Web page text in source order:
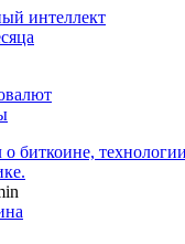
интеллект
биткоине,